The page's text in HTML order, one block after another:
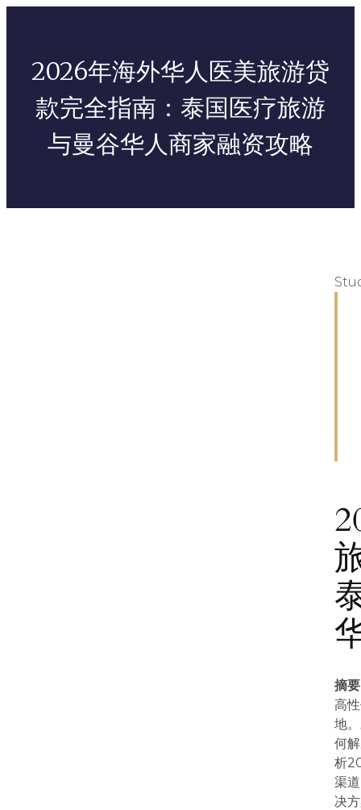
2026年海外华人医美旅游贷
款完全指南：泰国医疗旅游
与曼谷华人商家融资攻略
摘
高
地
何
析
渠
决